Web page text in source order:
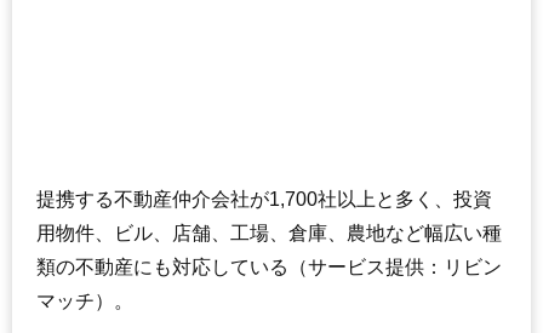
提携する不動産仲介会社が1,700社以上と多く、投資
用物件、ビル、店舗、工場、倉庫、農地など幅広い種
類の不動産にも対応している（サービス提供：リビン
マッチ）。